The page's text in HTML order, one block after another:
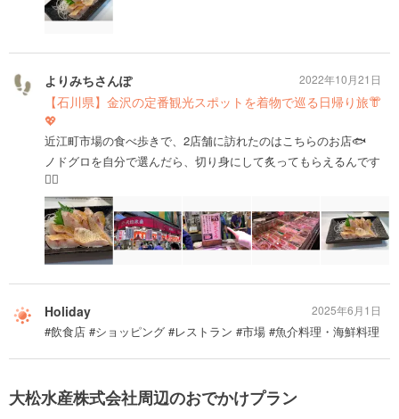
よりみちさんぽ
【石川県】金沢の定番観光スポットを着物で巡る日帰り旅👘
💖
近江町市場の食べ歩きで、2店舗に訪れたのはこちらのお店🐟
ノドグロを自分で選んだら、切り身にして炙ってもらえるんです
❤️‍🔥
2022年10月21日
Holiday
#飲食店 #ショッピング #レストラン #市場 #魚介料理・海鮮料理
2025年6月1日
大松水産株式会社周辺のおでかけプラン